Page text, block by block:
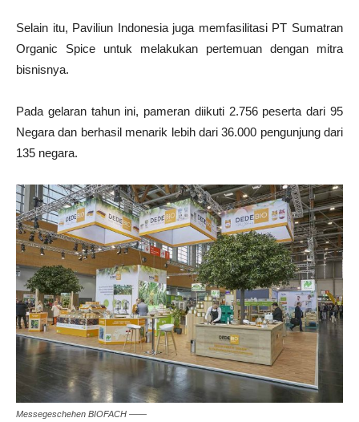
Selain itu, Paviliun Indonesia juga memfasilitasi PT Sumatran
Organic Spice untuk melakukan pertemuan dengan mitra
bisnisnya.
Pada gelaran tahun ini, pameran diikuti 2.756 peserta dari 95
Negara dan berhasil menarik lebih dari 36.000 pengunjung dari
135 negara.
Messegeschehen BIOFACH ——